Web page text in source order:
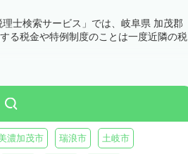
士検索サービス」では、岐阜県 加茂郡
る税金や特例制度のことは一度近隣の税
濃加茂市 瑞浪市 土岐市